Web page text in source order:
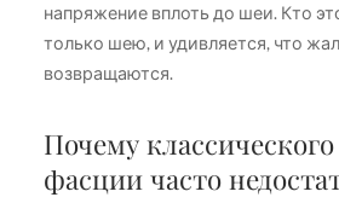
напряжение вплоть до шеи. Кто
только шею, и удивляется, что
возвращаются.
Почему
фасции часто